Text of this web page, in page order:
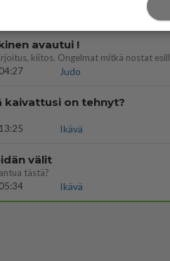
avautui !
Judo
kaivattusi on tehnyt?
Ikävä
välit
tästä?
Ikävä